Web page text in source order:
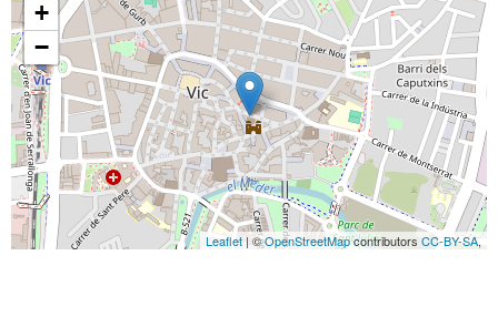
+
−
Leaflet | ©OpenStreetMapcontributors CC-BY-SA,